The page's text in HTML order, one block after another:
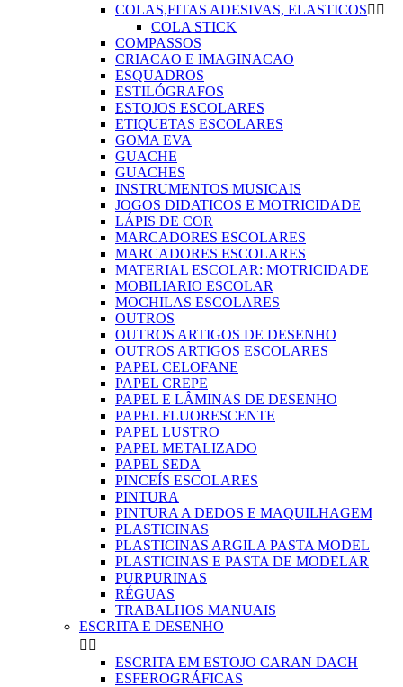
COLAS,FITAS ADESIVAS, ELASTICOS 
COLA STICK
COMPASSOS
CRIACAO E IMAGINACAO
ESQUADROS
ESTILÓGRAFOS
ESTOJOS ESCOLARES
ETIQUETAS ESCOLARES
GOMA EVA
GUACHE
GUACHES
INSTRUMENTOS MUSICAIS
JOGOS DIDATICOS E MOTRICIDADE
LÁPIS DE COR
MARCADORES ESCOLARES
MARCADORES ESCOLARES
MATERIAL ESCOLAR: MOTRICIDADE
MOBILIARIO ESCOLAR
MOCHILAS ESCOLARES
OUTROS
OUTROS ARTIGOS DE DESENHO
OUTROS ARTIGOS ESCOLARES
PAPEL CELOFANE
PAPEL CREPE
PAPEL E LÂMINAS DE DESENHO
PAPEL FLUORESCENTE
PAPEL LUSTRO
PAPEL METALIZADO
PAPEL SEDA
PINCEÍS ESCOLARES
PINTURA
PINTURA A DEDOS E MAQUILHAGEM
PLASTICINAS
PLASTICINAS ARGILA PASTA MODEL
PLASTICINAS E PASTA DE MODELAR
PURPURINAS
RÉGUAS
TRABALHOS MANUAIS
ESCRITA E DESENHO
 
ESCRITA EM ESTOJO CARAN DACH
ESFEROGRÁFICAS